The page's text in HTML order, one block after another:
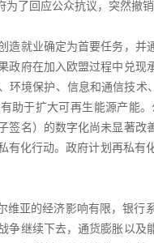
了回应公众抗议，突然撤
造就业确定为首要任务，
政府在加入欧盟过程中兑
环境保护、信息和通信技
助于扩大可再生能源产能
签名）的数字化尚未显著
有化行动。政府计划再私
维亚的经济影响有限，银
争继续下去，通货膨胀以